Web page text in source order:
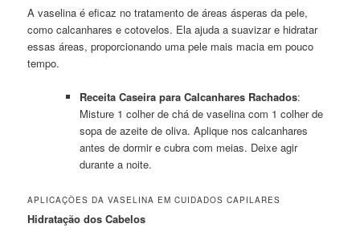
A vaselina é eficaz no tratamento de áreas ásperas da pele,
como calcanhares e cotovelos. Ela ajuda a suavizar e hidratar
essas áreas, proporcionando uma pele mais macia em pouco
tempo.
Receita Caseira para Calcanhares Rachados:
Misture 1 colher de chá de vaselina com 1 colher de
sopa de azeite de oliva. Aplique nos calcanhares
antes de dormir e cubra com meias. Deixe agir
durante a noite.
APLICAÇÕES DA VASELINA EM CUIDADOS CAPILARES
Hidratação dos Cabelos